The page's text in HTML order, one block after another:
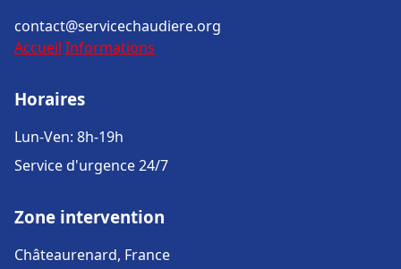
contact@servicechaudiere.org
Accueil Informations
Horaires
Lun-Ven: 8h-19h
Service d'urgence 24/7
Zone intervention
Châteaurenard, France